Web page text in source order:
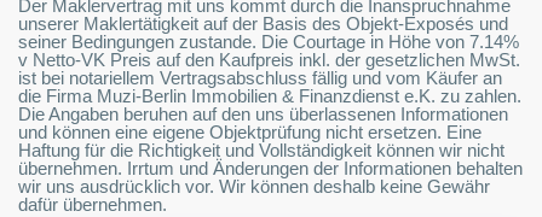
Der Maklervertrag mit uns kommt durch die Inanspruchnahme
unserer Maklertätigkeit auf der Basis des Objekt-Exposés und
seiner Bedingungen zustande. Die Courtage in Höhe von 7.14%
v Netto-VK Preis auf den Kaufpreis inkl. der gesetzlichen MwSt.
ist bei notariellem Vertragsabschluss fällig und vom Käufer an
die Firma Muzi-Berlin Immobilien & Finanzdienst e.K. zu zahlen.
Die Angaben beruhen auf den uns überlassenen Informationen
und können eine eigene Objektprüfung nicht ersetzen. Eine
Haftung für die Richtigkeit und Vollständigkeit können wir nicht
übernehmen. Irrtum und Änderungen der Informationen behalten
wir uns ausdrücklich vor. Wir können deshalb keine Gewähr
dafür übernehmen.